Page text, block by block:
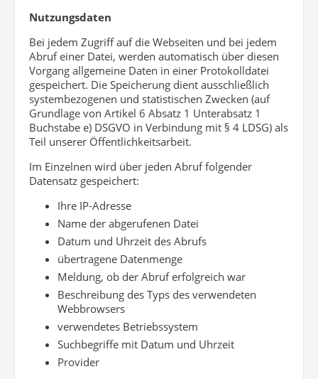
Nutzungsdaten
Bei jedem Zugriff auf die Webseiten und bei jedem
Abruf einer Datei, werden automatisch über diesen
Vorgang allgemeine Daten in einer Protokolldatei
gespeichert. Die Speicherung dient ausschließlich
systembezogenen und statistischen Zwecken (auf
Grundlage von Artikel 6 Absatz 1 Unterabsatz 1
Buchstabe e) DSGVO in Verbindung mit § 4 LDSG) als
Teil unserer Öffentlichkeitsarbeit.
Im Einzelnen wird über jeden Abruf folgender
Datensatz gespeichert:
Ihre IP-Adresse
Name der abgerufenen Datei
Datum und Uhrzeit des Abrufs
übertragene Datenmenge
Meldung, ob der Abruf erfolgreich war
Beschreibung des Typs des verwendeten
Webbrowsers
verwendetes Betriebssystem
Suchbegriffe mit Datum und Uhrzeit
Provider